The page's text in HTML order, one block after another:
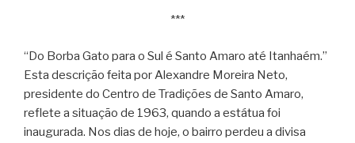
***
“Do Borba Gato para o Sul é Santo Amaro até Itanhaém.”
Esta descrição feita por Alexandre Moreira Neto,
presidente do Centro de Tradições de Santo Amaro,
reflete a situação de 1963, quando a estátua foi
inaugurada. Nos dias de hoje, o bairro perdeu a divisa